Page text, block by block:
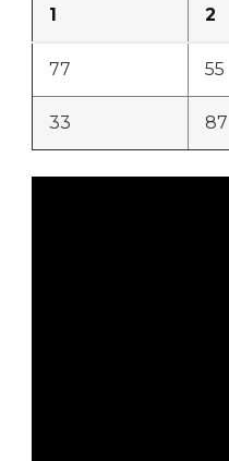
1
2
77 55
33 87